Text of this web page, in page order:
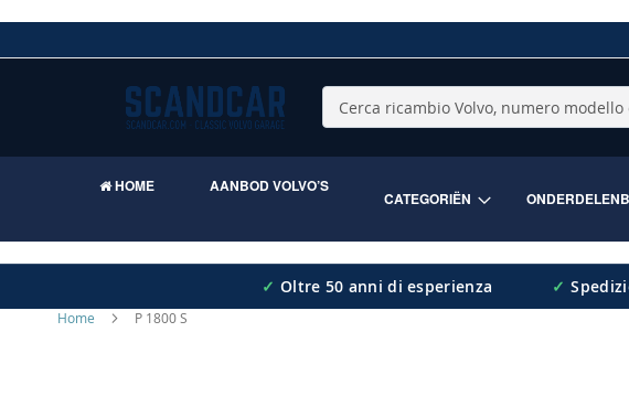
to
Cerca
HOME AANBOD VOLVO’S
CATEGORIËN
✓ Oltre 50 anni di esperienza ✓
Home P 1800 S